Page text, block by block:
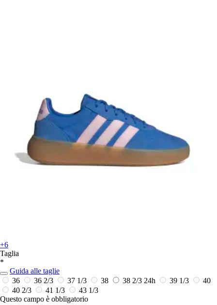
+6
Taglia
*
Guida alle taglie
36
36 2/3 37 1/3 38 38 2/3 24h 39 1/3
40
40 2/3
41 1/3
43 1/3
Questo campo è obbligatorio